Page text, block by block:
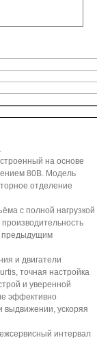
на основе
80В. Модель
отделение
с полной нагрузкой
предыдущим
и двигатели
точная настройка
и уверенной
эффективно
выдвижении, ускоряя
интервал